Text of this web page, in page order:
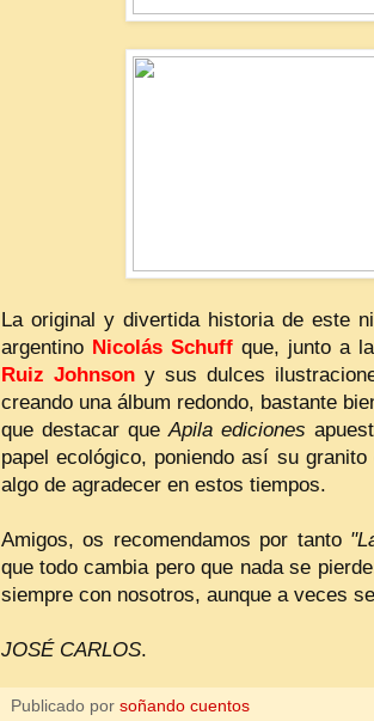
La original y divertida historia de este
argentino Nicolás Schuffque, junto a la
Ruiz Johnsony sus dulces
creando una álbum redondo, bastante
que destacar que Apila ediciones
papel ecológico, poniendo así su
algo de agradecer en estos tiempos.
Amigos, os recomendamos por tanto
que todo cambia pero que nada se
siempre con nosotros, aunque a veces
JOSÉ CARLOS.
Publicado por soñando cuentos